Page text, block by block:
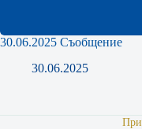
30.06.2025 Съобщение
30.06.2025